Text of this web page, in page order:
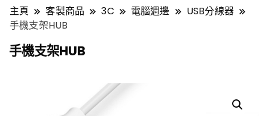
主頁 客製商品 3C 電腦週邊
USB分線器
手機支架HUB
手機支架HUB